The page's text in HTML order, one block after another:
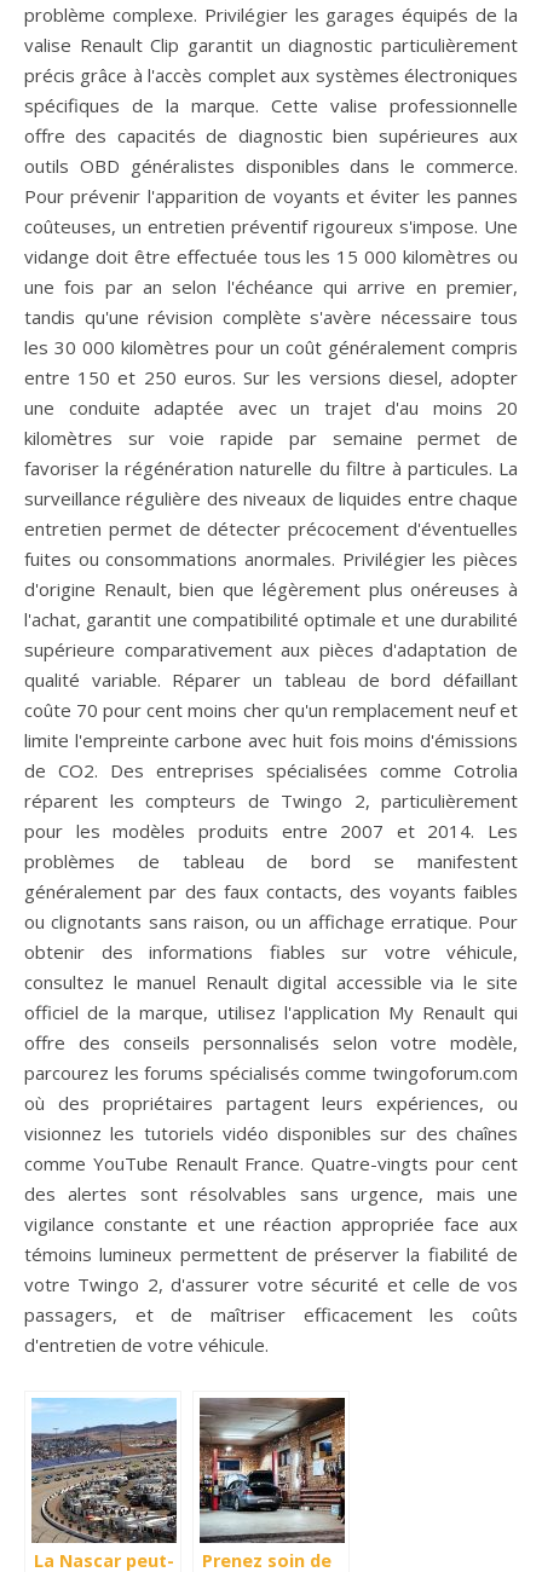
problème complexe. Privilégier les garages équipés de la
valise Renault Clip garantit un diagnostic particulièrement
précis grâce à l'accès complet aux systèmes électroniques
spécifiques de la marque. Cette valise professionnelle
offre des capacités de diagnostic bien supérieures aux
outils OBD généralistes disponibles dans le commerce.
Pour prévenir l'apparition de voyants et éviter les pannes
coûteuses, un entretien préventif rigoureux s'impose. Une
vidange doit être effectuée tous les 15 000 kilomètres ou
une fois par an selon l'échéance qui arrive en premier,
tandis qu'une révision complète s'avère nécessaire tous
les 30 000 kilomètres pour un coût généralement compris
entre 150 et 250 euros. Sur les versions diesel, adopter
une conduite adaptée avec un trajet d'au moins 20
kilomètres sur voie rapide par semaine permet de
favoriser la régénération naturelle du filtre à particules. La
surveillance régulière des niveaux de liquides entre chaque
entretien permet de détecter précocement d'éventuelles
fuites ou consommations anormales. Privilégier les pièces
d'origine Renault, bien que légèrement plus onéreuses à
l'achat, garantit une compatibilité optimale et une durabilité
supérieure comparativement aux pièces d'adaptation de
qualité variable. Réparer un tableau de bord défaillant
coûte 70 pour cent moins cher qu'un remplacement neuf et
limite l'empreinte carbone avec huit fois moins d'émissions
de CO2. Des entreprises spécialisées comme Cotrolia
réparent les compteurs de Twingo 2, particulièrement
pour les modèles produits entre 2007 et 2014. Les
problèmes de tableau de bord se manifestent
généralement par des faux contacts, des voyants faibles
ou clignotants sans raison, ou un affichage erratique. Pour
obtenir des informations fiables sur votre véhicule,
consultez le manuel Renault digital accessible via le site
officiel de la marque, utilisez l'application My Renault qui
offre des conseils personnalisés selon votre modèle,
parcourez les forums spécialisés comme twingoforum.com
où des propriétaires partagent leurs expériences, ou
visionnez les tutoriels vidéo disponibles sur des chaînes
comme YouTube Renault France. Quatre-vingts pour cent
des alertes sont résolvables sans urgence, mais une
vigilance constante et une réaction appropriée face aux
témoins lumineux permettent de préserver la fiabilité de
votre Twingo 2, d'assurer votre sécurité et celle de vos
passagers, et de maîtriser efficacement les coûts
d'entretien de votre véhicule.
La Nascar peut-
Prenez soin de